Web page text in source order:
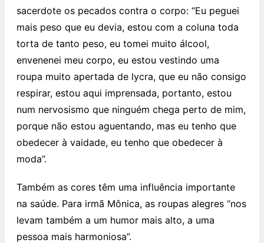
sacerdote os pecados contra o corpo: “Eu peguei
mais peso que eu devia, estou com a coluna toda
torta de tanto peso, eu tomei muito álcool,
envenenei meu corpo, eu estou vestindo uma
roupa muito apertada de lycra, que eu não consigo
respirar, estou aqui imprensada, portanto, estou
num nervosismo que ninguém chega perto de mim,
porque não estou aguentando, mas eu tenho que
obedecer à vaidade, eu tenho que obedecer à
moda”.
Também as cores têm uma influência importante
na saúde. Para irmã Mônica, as roupas alegres “nos
levam também a um humor mais alto, a uma
pessoa mais harmoniosa”.